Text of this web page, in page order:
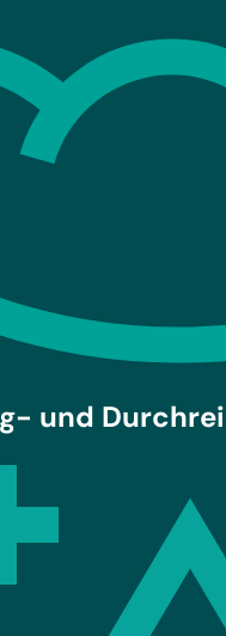
und